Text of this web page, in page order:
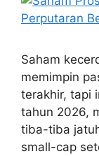
Saham
memimpin
terakhir, tapi
tahun 2026,
tiba-tiba
small-cap